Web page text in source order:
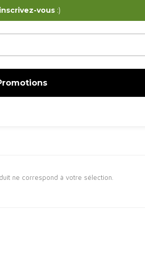
inscrivez-vous :)
ne correspond à votre sélection.